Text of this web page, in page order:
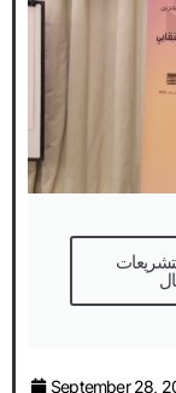
September 28,